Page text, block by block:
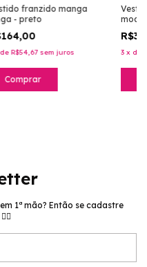
franzido manga
- preto
de R$54,67 sem juros
Comprar
preto
3 x de
1ª mão? Então se cadastre